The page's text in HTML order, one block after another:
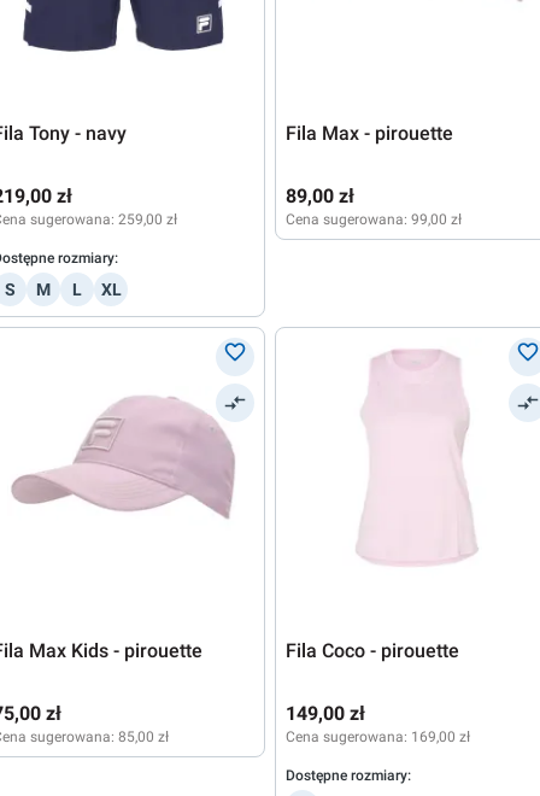
Tony - navy
zł
sugerowana: 259,00 zł
rozmiary:
S M L XL
Fila Max - pirouette
89,00 zł
Cena sugerowana: 99,00 zł
Max Kids - pirouette
zł
sugerowana: 85,00 zł
Fila Coco - pirouette
149,00 zł
Cena sugerowana: 169,00 zł
Dostępne rozmiary: